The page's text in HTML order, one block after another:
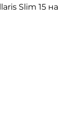
Slim 15 на